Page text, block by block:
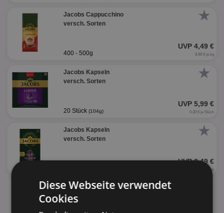
★
Jacobs Cappucchino
versch. Sorten
UVP 4,49 €
400 - 500g 8,98 € je kg
★
Jacobs Kapseln
versch. Sorten
UVP 5,99 €
20 Stück (104g) 0,30 € je Stück
★
Jacobs Kapseln
versch. Sorten
UVP 2,49 €
0,25 € je Stück
alle Produkte anzeigen
Diese Webseite verwendet
Cookies